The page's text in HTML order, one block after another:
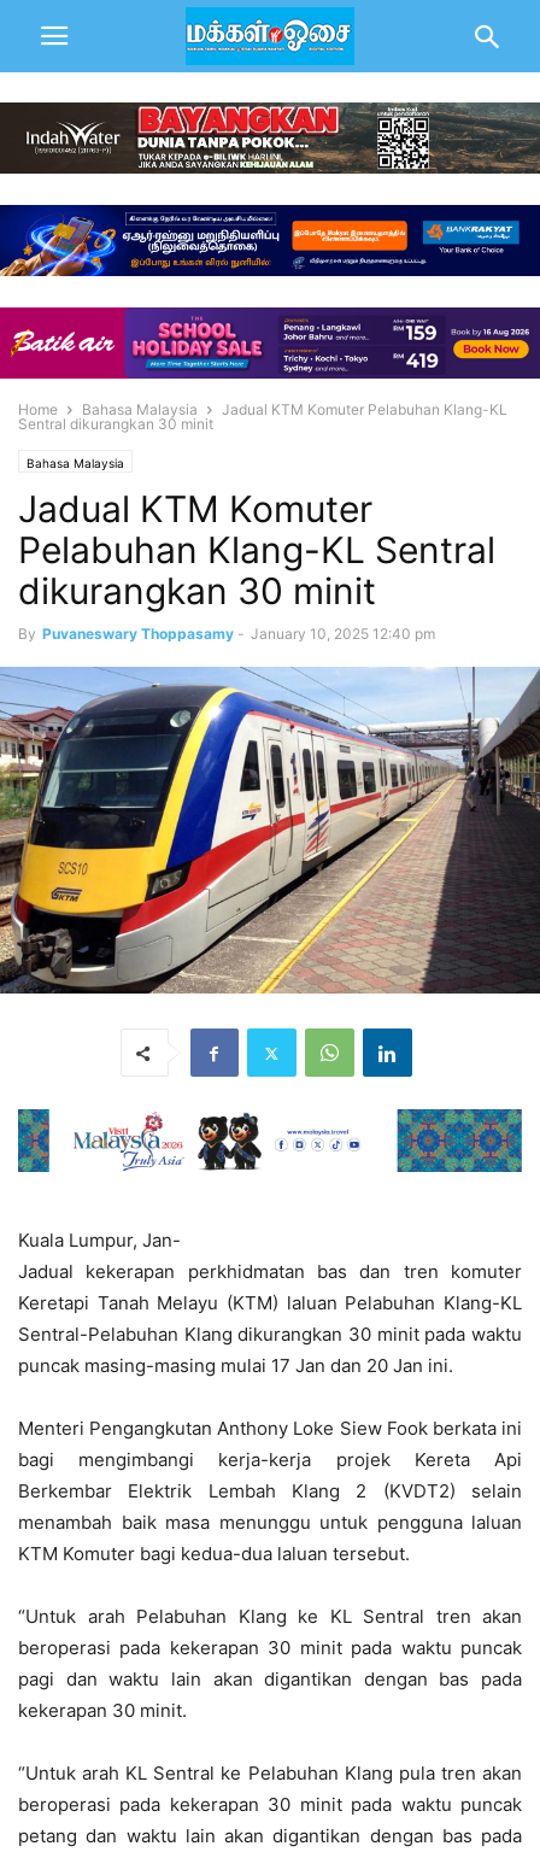
Home Bahasa Malaysia
Jadual KTM Komuter Pelabuhan Klang-KL
Sentral dikurangkan 30 minit
Bahasa Malaysia
Jadual KTM Komuter
Pelabuhan Klang-KL Sentral
dikurangkan 30 minit
By Puvaneswary Thoppasamy - January 10, 2025 12:40 pm
Kuala Lumpur, Jan-
Jadual kekerapan perkhidmatan bas dan tren komuter
Keretapi Tanah Melayu (KTM) laluan Pelabuhan Klang-KL
Sentral-Pelabuhan Klang dikurangkan 30 minit pada waktu
puncak masing-masing mulai 17 Jan dan 20 Jan ini.
Menteri Pengangkutan Anthony Loke Siew Fook berkata ini
bagi mengimbangi kerja-kerja projek Kereta Api
Berkembar Elektrik Lembah Klang 2 (KVDT2) selain
menambah baik masa menunggu untuk pengguna laluan
KTM Komuter bagi kedua-dua laluan tersebut.
“Untuk arah Pelabuhan Klang ke KL Sentral tren akan
beroperasi pada kekerapan 30 minit pada waktu puncak
pagi dan waktu lain akan digantikan dengan bas pada
kekerapan 30 minit.
“Untuk arah KL Sentral ke Pelabuhan Klang pula tren akan
beroperasi pada kekerapan 30 minit pada waktu puncak
petang dan waktu lain akan digantikan dengan bas pada